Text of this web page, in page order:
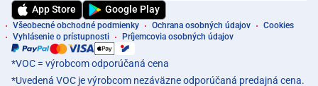
App Store Google Play
Všeobecné obchodné podmienky Ochrana osobných údajov
Cookies
Vyhlásenie o prístupnosti
Príjemcovia osobných údajov
*VOC = výrobcom odporúčaná cena
*Uvedená VOC je výrobcom nezáväzne odporúčaná predajná cena.